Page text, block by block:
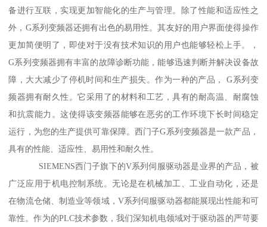
备进行互联，实现更加智能化的生产与管理。除了性能和适应性之
外，G系列变频器还拥有出色的易用性。其友好的用户界面使得操作
更加简便明了，即使对于没有技术知识的用户也能够轻松上手。，
G系列变频器拥有丰富的故障诊断功能，能够迅速判断并解决设备故
障，大大减少了停机时间和生产损失。作为一种的产品， G系列变
频器拥有耐久性。它采用了的材料和工艺，具有的耐高温、耐腐蚀
和抗震能力。这使得该变频器能够在恶劣的工作环境下长时间稳定
运行，为您的生产提供可靠保障。西门子G系列变频器是一款产品，
具有的性能、适应性、易用性和耐久性。
SIEMENS西门子旗下的V系列伺服驱动器是业界的产品，被
广泛应用于机电控制系统。无论是在机械加工、工业自动化，还是
在物流仓储、制造业等领域，V系列伺服驱动器都能展现出性能和可
靠性。作为的PLC技术参数，我们深知机电领域对于驱动器的严苛要